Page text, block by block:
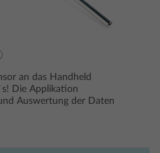
an das Handheld
Die Applikation
Auswertung der Daten